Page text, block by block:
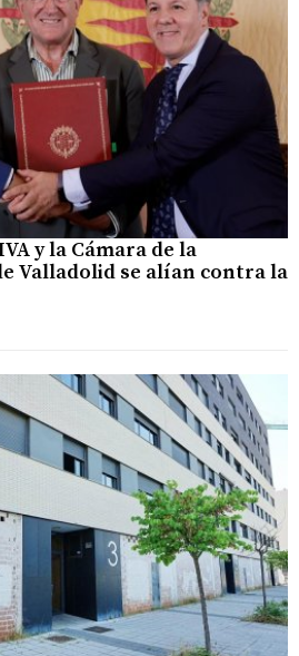
y la Cámara de la
Valladolid se alían contra la